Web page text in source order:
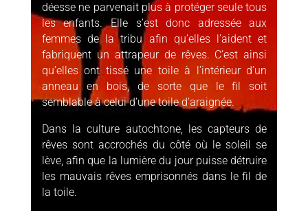
déesse ne parvenait plus à protéger seule tous
les enfants. Elle s’est donc adressée aux
femmes de la tribu afin qu’elles l’aident et
fabriquent un attrapeur de rêves. C’est ainsi
qu’elles ont tissé une toile à l’intérieur d’un
anneau en bois, de sorte que le fil soit
semblable à celui d’une toile d’araignée.
Dans la culture autochtone, les capteurs de
rêves sont accrochés du côté où le soleil se
lève, afin que la lumière du jour puisse détruire
les mauvais rêves emprisonnés dans le fil de
la toile.